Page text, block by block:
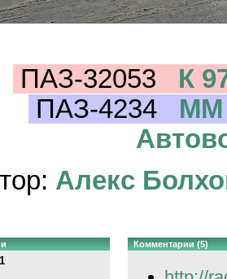
ПАЗ-32053
К
ПАЗ-4234
ММ
Алекс
Комментарии (5)